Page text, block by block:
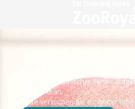
Technisches
Es ist ein technischer Fehler
bereits dran.
Bitte versuchen Sie es später